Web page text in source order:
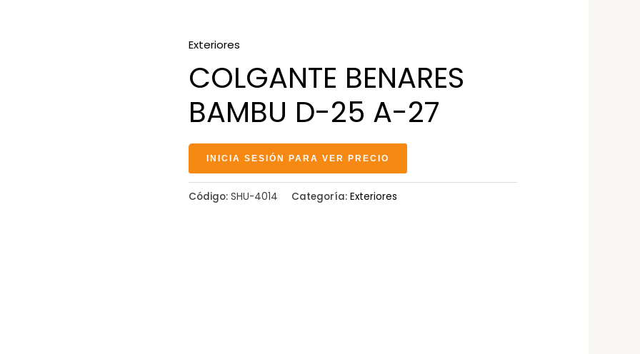
Exteriores
COLGANTE BENARES
BAMBU D-25 A-27
INICIA SESIÓN PARA VER PRECIO
Código: SHU-4014 Categoría: Exteriores